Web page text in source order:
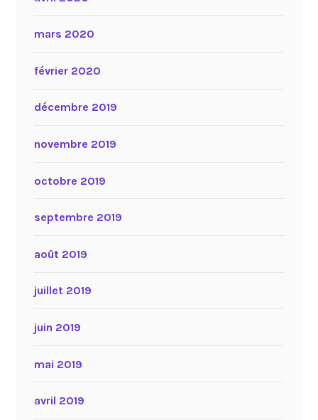
mars 2020
février 2020
décembre 2019
novembre 2019
octobre 2019
septembre 2019
août 2019
juillet 2019
juin 2019
mai 2019
avril 2019